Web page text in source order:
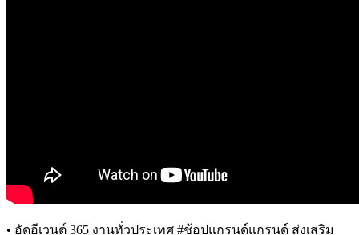
• อัดอีเวนต์ 365 งานทั่วประเทศ #ช้อปแกรนด์แกรนด์ ส่งเสริม